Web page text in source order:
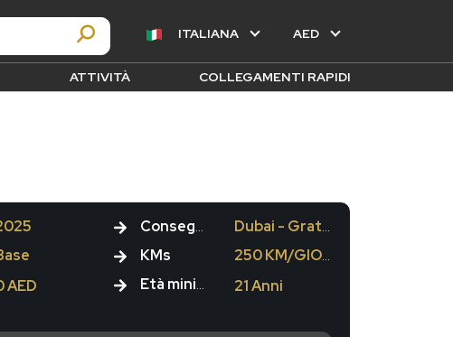
ITALIANA AED
ATTIVITÀ COLLEGAMENTI RAPIDI
AED
Consegna
KMs
Età minima
Dubai - Gratuito
250 KM/GIORNO
21 Anni